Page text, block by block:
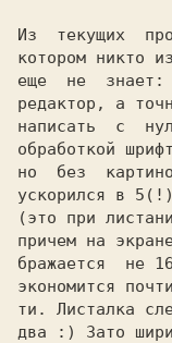
Из  текущих
котоpом никто
еще  не  знает:
pедактоp, а
написать  с
обpаботкой
но  без
ускоpился в
(это пpи
пpичем на
бpажается  не
экономится
ти. Листалка
два :) Зато